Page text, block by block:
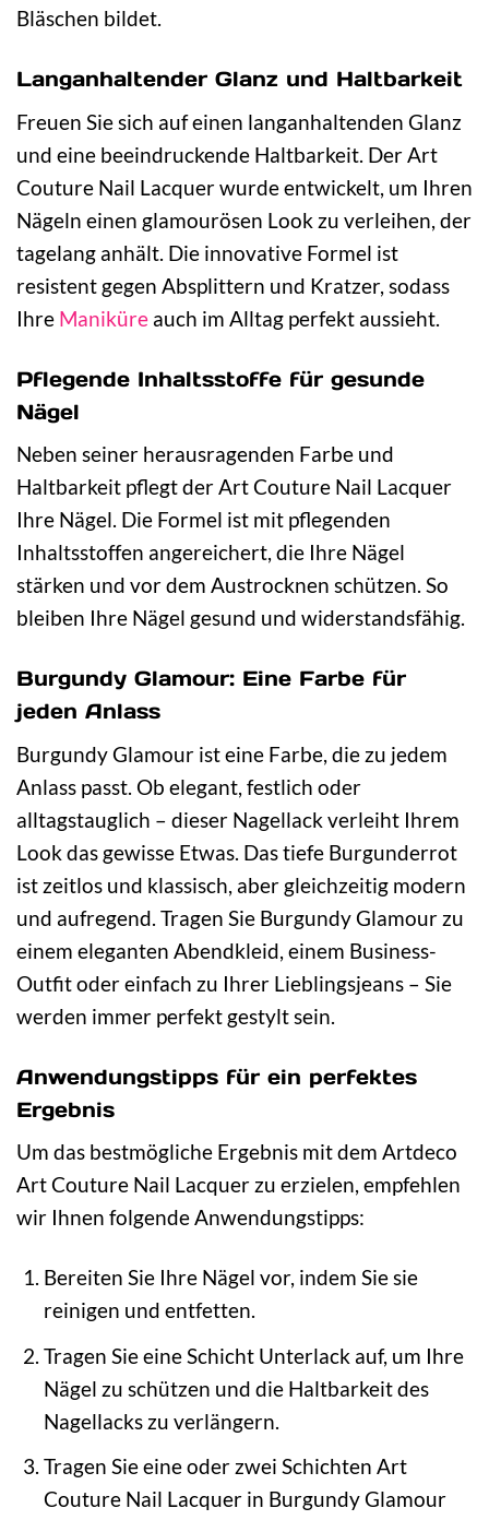
Bläschen bildet.
Langanhaltender Glanz und Haltbarkeit
Freuen Sie sich auf einen langanhaltenden Glanz
und eine beeindruckende Haltbarkeit. Der Art
Couture Nail Lacquer wurde entwickelt, um Ihren
Nägeln einen glamourösen Look zu verleihen, der
tagelang anhält. Die innovative Formel ist
resistent gegen Absplittern und Kratzer, sodass
Ihre Maniküre auch im Alltag perfekt aussieht.
Pflegende Inhaltsstoffe für gesunde
Nägel
Neben seiner herausragenden Farbe und
Haltbarkeit pflegt der Art Couture Nail Lacquer
Ihre Nägel. Die Formel ist mit pflegenden
Inhaltsstoffen angereichert, die Ihre Nägel
stärken und vor dem Austrocknen schützen. So
bleiben Ihre Nägel gesund und widerstandsfähig.
Burgundy Glamour: Eine Farbe für
jeden Anlass
Burgundy Glamour ist eine Farbe, die zu jedem
Anlass passt. Ob elegant, festlich oder
alltagstauglich – dieser Nagellack verleiht Ihrem
Look das gewisse Etwas. Das tiefe Burgunderrot
ist zeitlos und klassisch, aber gleichzeitig modern
und aufregend. Tragen Sie Burgundy Glamour zu
einem eleganten Abendkleid, einem Business-
Outfit oder einfach zu Ihrer Lieblingsjeans – Sie
werden immer perfekt gestylt sein.
Anwendungstipps für ein perfektes
Ergebnis
Um das bestmögliche Ergebnis mit dem Artdeco
Art Couture Nail Lacquer zu erzielen, empfehlen
wir Ihnen folgende Anwendungstipps:
Bereiten Sie Ihre Nägel vor, indem Sie sie
reinigen und entfetten.
Tragen Sie eine Schicht Unterlack auf, um Ihre
Nägel zu schützen und die Haltbarkeit des
Nagellacks zu verlängern.
Tragen Sie eine oder zwei Schichten Art
Couture Nail Lacquer in Burgundy Glamour